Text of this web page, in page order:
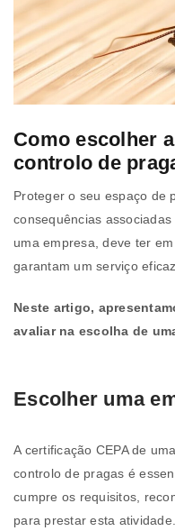
Como escolher
controlo de
Proteger o seu espaço de
consequências
uma empresa, deve ter
garantam um serviço
Neste artigo,
avaliar na escolha de
Escolher uma
A certificação CEPA de
controlo de pragas é
cumpre os requisitos,
para prestar esta